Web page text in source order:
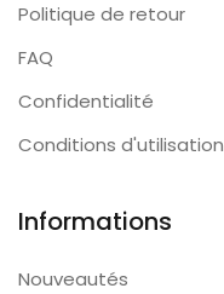
Politique de retour
FAQ
Confidentialité
Conditions d'utilisation
Informations
Nouveautés